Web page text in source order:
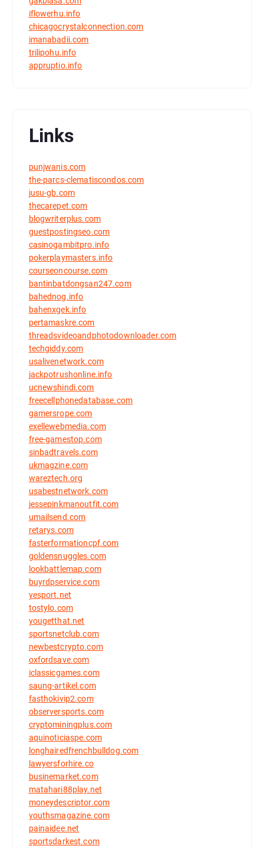
iflowerhu.info
chicagocrystalconnection.com
imanabadii.com
trilipohu.info
appruptio.info
Links
punjwanis.com
the-parcs-clematiscondos.com
jusu-gb.com
thecarepet.com
blogwriterplus.com
guestpostingseo.com
casinogambitpro.info
pokerplaymasters.info
courseoncourse.com
bantinbatdongsan247.com
bahednog.info
bahenxgek.info
pertamaskre.com
threadsvideoandphotodownloader.com
techgiddy.com
usalivenetwork.com
jackpotrushonline.info
ucnewshindi.com
freecellphonedatabase.com
gamersrope.com
exellewebmedia.com
free-gamestop.com
sinbadtravels.com
ukmagzine.com
wareztech.org
usabestnetwork.com
jessepinkmanoutfit.com
umailsend.com
retarys.com
fasterformationcpf.com
goldensnuggles.com
lookbattlemap.com
buyrdpservice.com
yesport.net
tostylo.com
yougetthat.net
sportsnetclub.com
newbestcrypto.com
oxfordsave.com
iclassicgames.com
saung-artikel.com
fasthokivip2.com
observersports.com
cryptominingplus.com
aquinoticiaspe.com
longhairedfrenchbulldog.com
lawyersforhire.co
businemarket.com
matahari88play.net
moneydescriptor.com
youthsmagazine.com
painaidee.net
sportsdarkest.com